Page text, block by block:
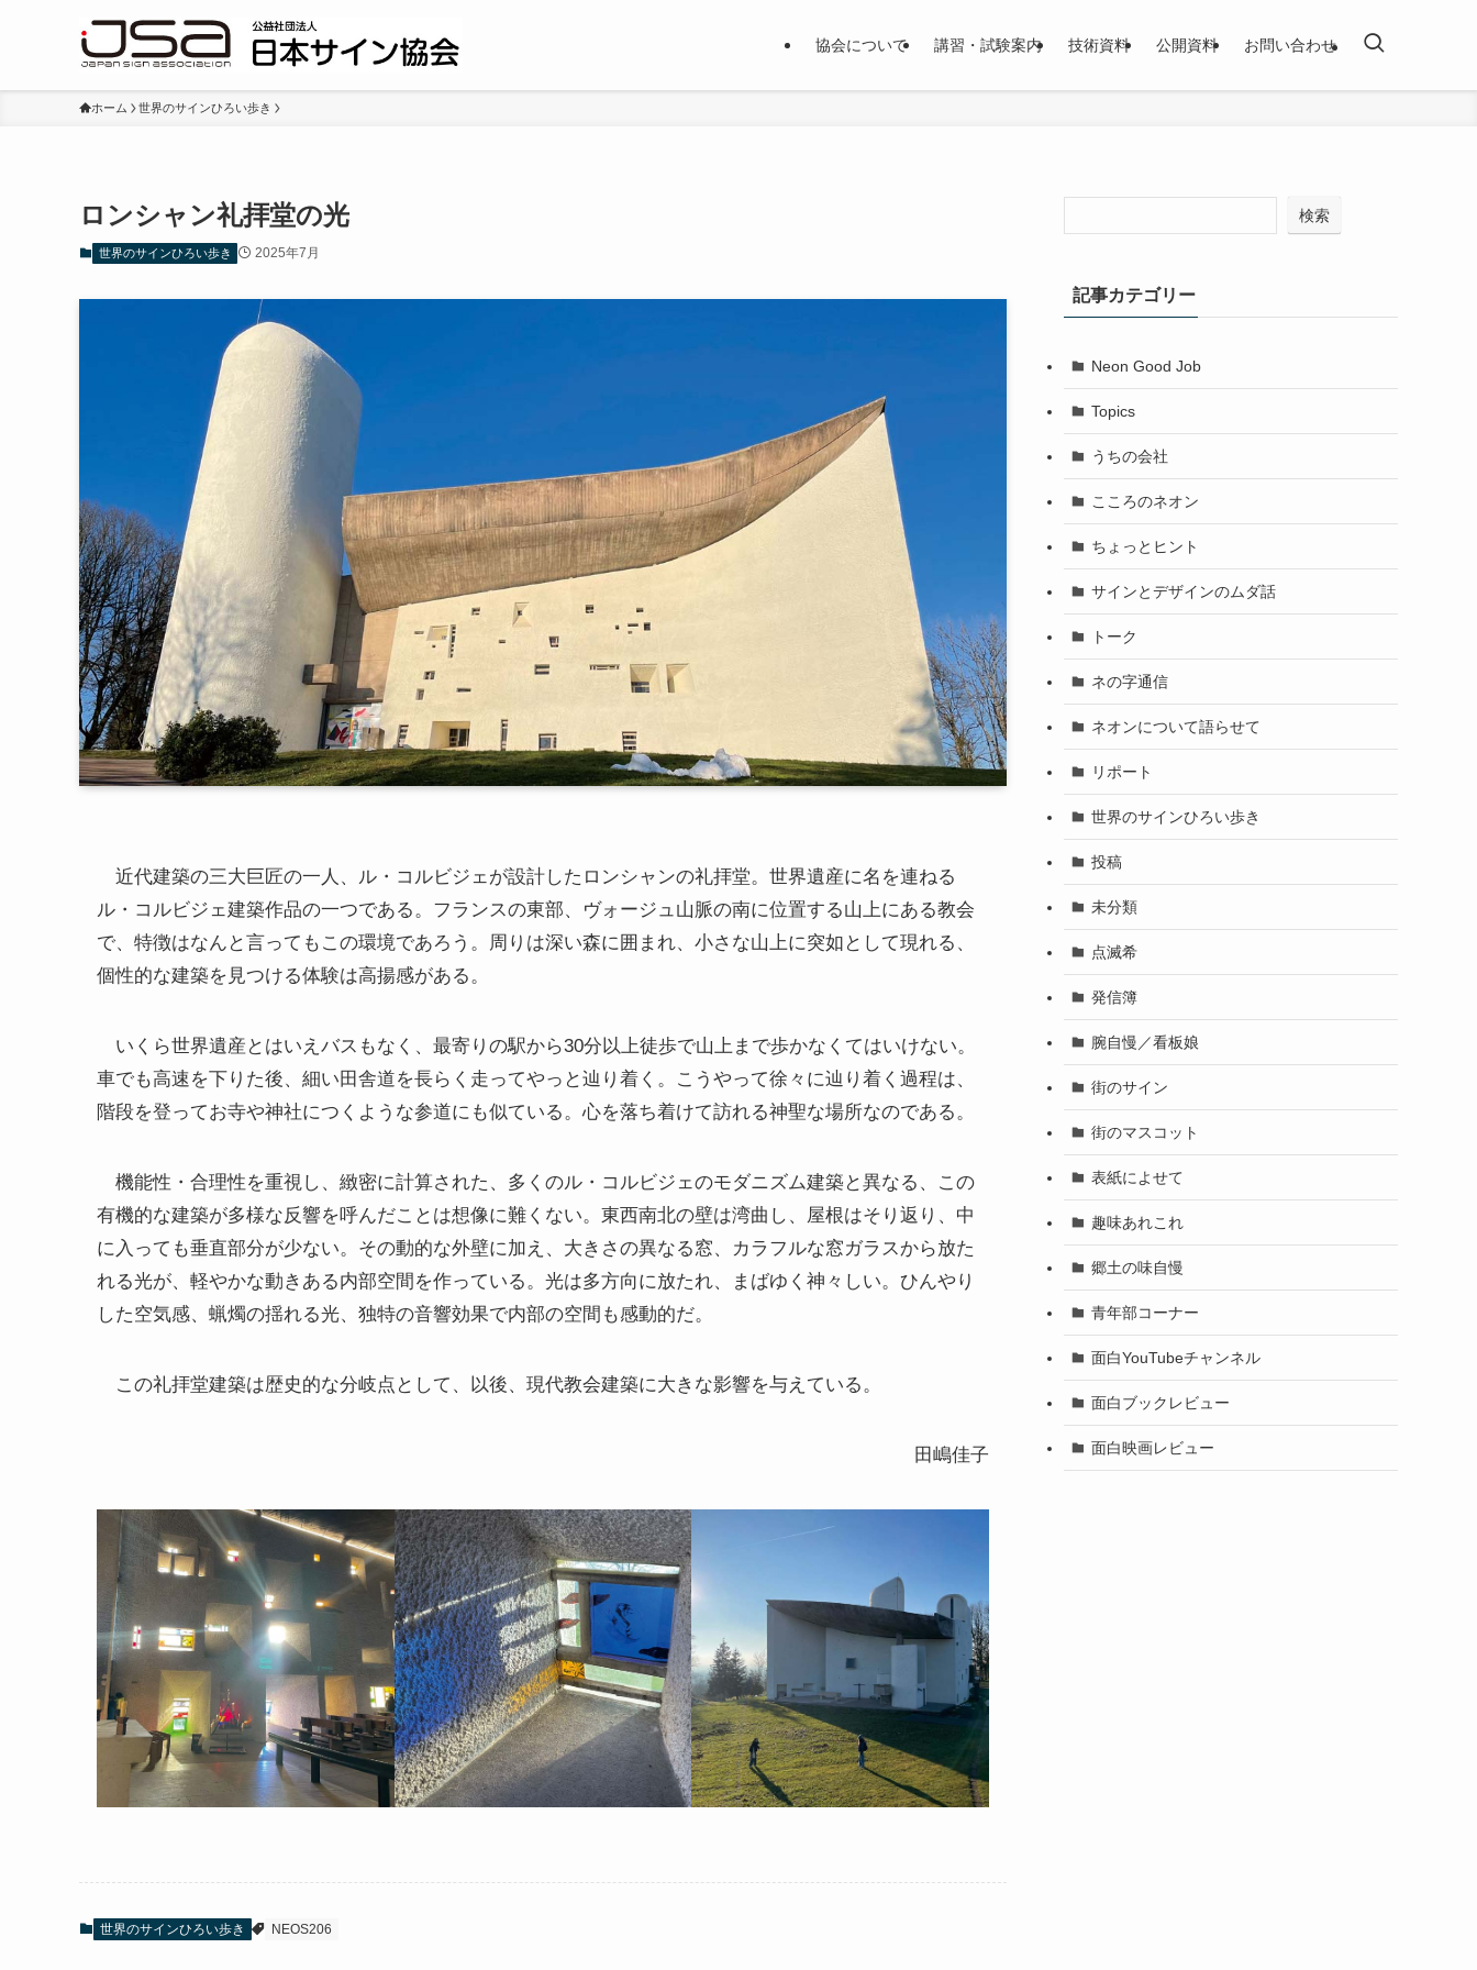
協会について 講習・試験案内 技術資料 公開資料 お問い合わせ
ホーム 世界のサインひろい歩き
ロンシャン礼拝堂の光
世界のサインひろい歩き 2025年7月
近代建築の三大巨匠の一人、ル・コルビジェが設計したロンシャンの礼拝堂。世界遺産に名を連ねる
ル・コルビジェ建築作品の一つである。フランスの東部、ヴォージュ山脈の南に位置する山上にある教会
で、特徴はなんと言ってもこの環境であろう。周りは深い森に囲まれ、小さな山上に突如として現れる、
個性的な建築を見つける体験は高揚感がある。
いくら世界遺産とはいえバスもなく、最寄りの駅から30分以上徒歩で山上まで歩かなくてはいけない。
車でも高速を下りた後、細い田舎道を長らく走ってやっと辿り着く。こうやって徐々に辿り着く過程は、
階段を登ってお寺や神社につくような参道にも似ている。心を落ち着けて訪れる神聖な場所なのである。
機能性・合理性を重視し、緻密に計算された、多くのル・コルビジェのモダニズム建築と異なる、この
有機的な建築が多様な反響を呼んだことは想像に難くない。東西南北の壁は湾曲し、屋根はそり返り、中
に入っても垂直部分が少ない。その動的な外壁に加え、大きさの異なる窓、カラフルな窓ガラスから放た
れる光が、軽やかな動きある内部空間を作っている。光は多方向に放たれ、まばゆく神々しい。ひんやり
した空気感、蝋燭の揺れる光、独特の音響効果で内部の空間も感動的だ。
この礼拝堂建築は歴史的な分岐点として、以後、現代教会建築に大きな影響を与えている。
田嶋佳子
世界のサインひろい歩き NEOS206
検索
記事カテゴリー
Neon Good Job
Topics
うちの会社
こころのネオン
ちょっとヒント
サインとデザインのムダ話
トーク
ネの字通信
ネオンについて語らせて
リポート
世界のサインひろい歩き
投稿
未分類
点滅希
発信簿
腕自慢／看板娘
街のサイン
街のマスコット
表紙によせて
趣味あれこれ
郷土の味自慢
青年部コーナー
面白YouTubeチャンネル
面白ブックレビュー
面白映画レビュー